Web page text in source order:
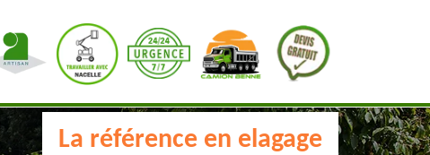
La référence en elagage